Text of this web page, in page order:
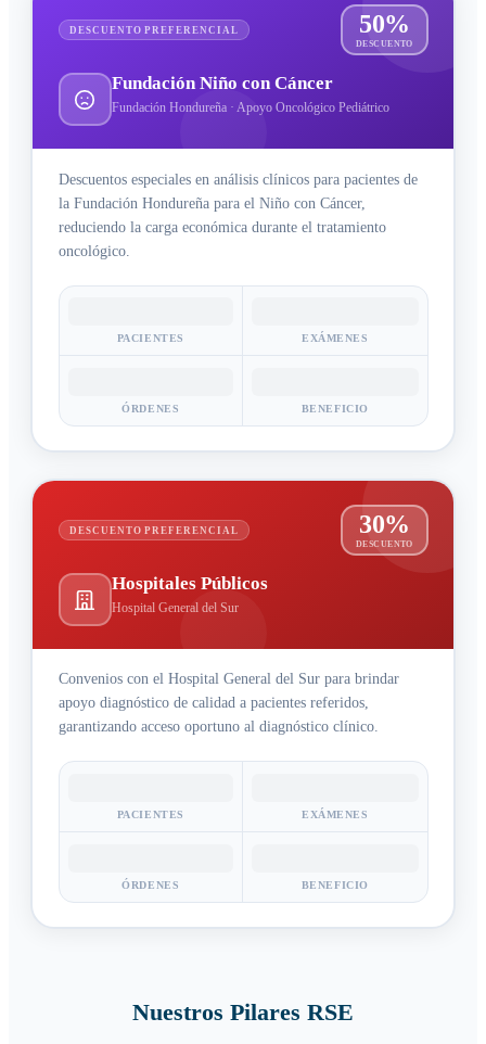
DESCUENTO PREFERENCIAL 50%
DESCUENTO
Fundación Niño con Cáncer
Fundación Hondureña · Apoyo Oncológico Pediátrico
Descuentos especiales en análisis clínicos para pacientes de
la Fundación Hondureña para el Niño con Cáncer,
reduciendo la carga económica durante el tratamiento
oncológico.
PACIENTES EXÁMENES
ÓRDENES BENEFICIO
DESCUENTO PREFERENCIAL 30%
DESCUENTO
Hospitales Públicos
Hospital General del Sur
Convenios con el Hospital General del Sur para brindar
apoyo diagnóstico de calidad a pacientes referidos,
garantizando acceso oportuno al diagnóstico clínico.
PACIENTES EXÁMENES
ÓRDENES BENEFICIO
Nuestros Pilares RSE